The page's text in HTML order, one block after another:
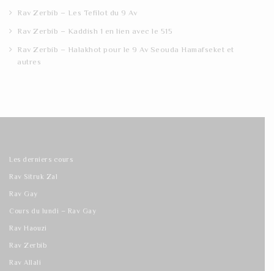
Rav Zerbib – Les Tefilot du 9 Av
Rav Zerbib – Kaddish 1 en lien avec le 515
Rav Zerbib – Halakhot pour le 9 Av Seouda Hamafseket et
autres
Les derniers cours
Rav Sitruk Zal
Rav Gay
Cours du lundi – Rav Gay
Rav Haouzi
Rav Zerbib
Rav Allali